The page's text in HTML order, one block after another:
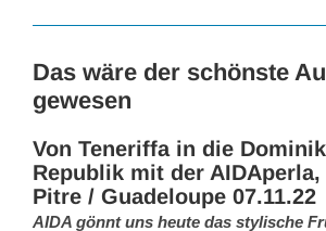
Das wäre der schönste
gewesen
Von Teneriffa in die
Republik mit der AIDAperla,
Pitre / Guadeloupe 07.11.22
AIDA gönnt uns heute das stylische